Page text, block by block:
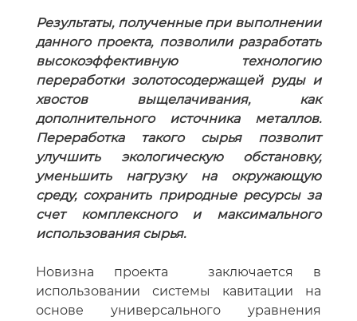
Результаты, полученные при выполнении
данного проекта, позволили разработать
высокоэффективную технологию
переработки золотосодержащей руды и
хвостов выщелачивания, как
дополнительного источника металлов.
Переработка такого сырья позволит
улучшить экологическую обстановку,
уменьшить нагрузку на окружающую
среду, сохранить природные ресурсы за
счет комплексного и максимального
использования сырья.
Новизна проекта заключается в
использовании системы кавитации на
основе универсального уравнения